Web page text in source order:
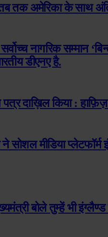
तक अमेरिका के साथ
नागरिक सम्मान
डीएनए है.
दाख़िल किया :
सोशल मीडिया
बोले तुम्हें भी